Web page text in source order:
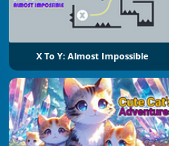
X To Y: Almost Impossible